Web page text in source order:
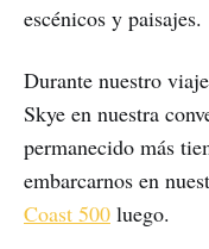
escénicos y paisajes.
Durante nuestro
Skye en nuestra
permanecido más
embarcarnos en
Coast 500 luego.